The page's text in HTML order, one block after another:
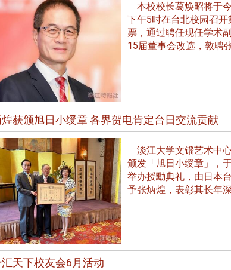
本校校长葛焕昭将于
下午5时在台北校园召
票，通过聘任现任学术
15届董事会改选，敦聘
获颁旭日小绶章 各界贺电肯定台日交流贡献
淡江大学文锱艺术中
颁发「旭日小绶章」，
举办授勳典礼，由日本
予张炳煌，表彰其长年
天下校友会6月活动